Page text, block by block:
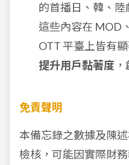
的首播日、韓、陸
這些內容在 MOD
OTT 平臺上皆有
提升用戶黏著度
免責聲明
本備忘錄之數據及陳
檢核，可能因實際財